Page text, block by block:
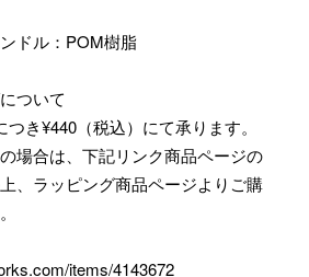
ドル：POM樹脂
ついて
き¥440（税込）にて承ります。
場合は、下記リンク商品ページの
、ラッピング商品ページよりご購
items/4143672